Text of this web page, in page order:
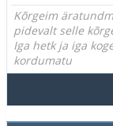
Kõrgeim
pidevalt selle
Iga hetk ja iga
kordumatu